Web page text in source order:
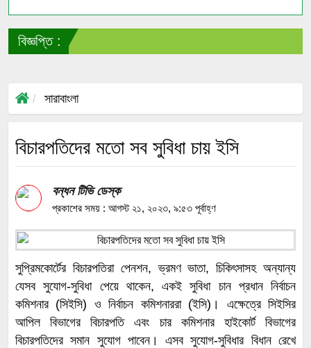
বিজ্ঞপ্তি :
সারাবাংলা
বিচারপতিদের মতো সব সুবিধা চায় ইসি
বন্ধন টিভি ডেস্ক
প্রকাশের সময় : আগস্ট ২১, ২০২৩, ৯:৫৩ পূর্বাহ্ণ
সুপ্রিমকোর্টের বিচারপতিরা পেনশন, ভ্রমণ ভাতা, চিকিৎসাসহ অন্যান্য
যেসব সুযোগ-সুবিধা পেয়ে থাকেন, একই সুবিধা চান প্রধান নির্বাচন
কমিশনার (সিইসি) ও নির্বাচন কমিশনাররা (ইসি)। এক্ষেত্রে সিইসির
আপিল বিভাগের বিচারপতি এবং চার কমিশনার হাইকোর্ট বিভাগের
বিচারপতিদের সমান সুযোগ পাবেন। এসব সুযোগ-সুবিধার বিধান রেখে